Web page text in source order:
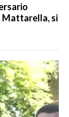
Mattarella, si